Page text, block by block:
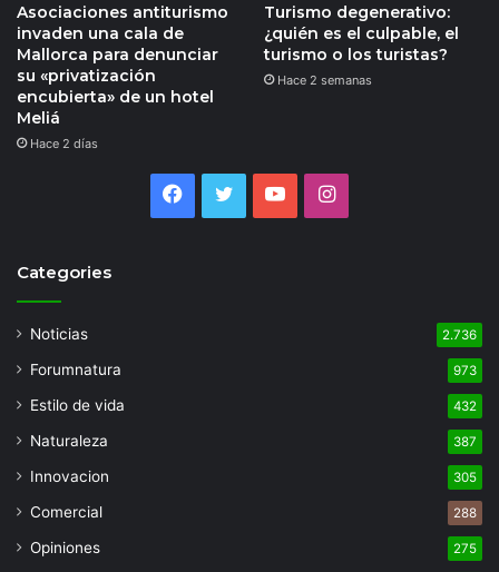
Asociaciones antiturismo
invaden una cala de
Mallorca para denunciar
su «privatización
encubierta» de un hotel
Meliá
Hace 2 días
Turismo degenerativo:
¿quién es el culpable, el
turismo o los turistas?
Hace 2 semanas
Facebook
TwitterYouTubeInstagram
Categories
Noticias 2.736
Forumnatura 973
Estilo de vida 432
Naturaleza 387
Innovacion 305
Comercial 288
Opiniones 275